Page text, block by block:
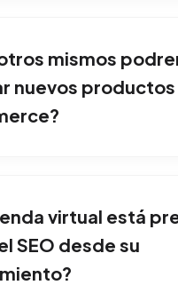
tecnológica para
robustos.
mismos
nuevos productos
y billeteras
virtual está
SEO desde su